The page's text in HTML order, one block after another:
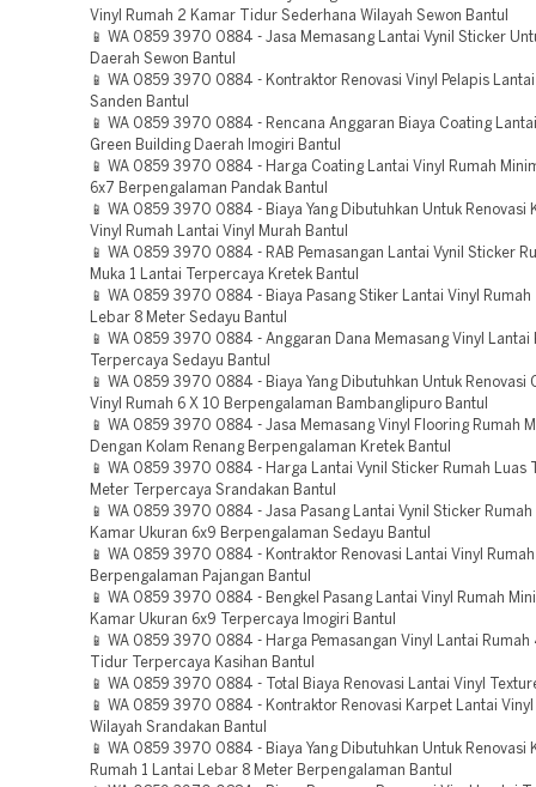
Vinyl Rumah 2 Kamar Tidur Sederhana Wilayah Sewon Bantul
📱 WA 0859 3970 0884 - Jasa Memasang Lantai Vynil Sticker
Daerah Sewon Bantul
📱 WA 0859 3970 0884 - Kontraktor Renovasi Vinyl Pelapis
Sanden Bantul
📱 WA 0859 3970 0884 - Rencana Anggaran Biaya Coating
Green Building Daerah Imogiri Bantul
📱 WA 0859 3970 0884 - Harga Coating Lantai Vinyl Rumah
6x7 Berpengalaman Pandak Bantul
📱 WA 0859 3970 0884 - Biaya Yang Dibutuhkan Untuk Renovasi
Vinyl Rumah Lantai Vinyl Murah Bantul
📱 WA 0859 3970 0884 - RAB Pemasangan Lantai Vynil Sticker
Muka 1 Lantai Terpercaya Kretek Bantul
📱 WA 0859 3970 0884 - Biaya Pasang Stiker Lantai Vinyl Rumah
Lebar 8 Meter Sedayu Bantul
📱 WA 0859 3970 0884 - Anggaran Dana Memasang Vinyl Lantai
Terpercaya Sedayu Bantul
📱 WA 0859 3970 0884 - Biaya Yang Dibutuhkan Untuk Renovasi
Vinyl Rumah 6 X 10 Berpengalaman Bambanglipuro Bantul
📱 WA 0859 3970 0884 - Jasa Memasang Vinyl Flooring Rumah
Dengan Kolam Renang Berpengalaman Kretek Bantul
📱 WA 0859 3970 0884 - Harga Lantai Vynil Sticker Rumah Luas
Meter Terpercaya Srandakan Bantul
📱 WA 0859 3970 0884 - Jasa Pasang Lantai Vynil Sticker
Kamar Ukuran 6x9 Berpengalaman Sedayu Bantul
📱 WA 0859 3970 0884 - Kontraktor Renovasi Lantai Vinyl
Berpengalaman Pajangan Bantul
📱 WA 0859 3970 0884 - Bengkel Pasang Lantai Vinyl Rumah
Kamar Ukuran 6x9 Terpercaya Imogiri Bantul
📱 WA 0859 3970 0884 - Harga Pemasangan Vinyl Lantai Rumah
Tidur Terpercaya Kasihan Bantul
📱 WA 0859 3970 0884 - Total Biaya Renovasi Lantai Vinyl
📱 WA 0859 3970 0884 - Kontraktor Renovasi Karpet Lantai
Wilayah Srandakan Bantul
📱 WA 0859 3970 0884 - Biaya Yang Dibutuhkan Untuk Renovasi
Rumah 1 Lantai Lebar 8 Meter Berpengalaman Bantul